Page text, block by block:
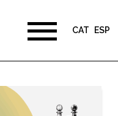
CAT ESP